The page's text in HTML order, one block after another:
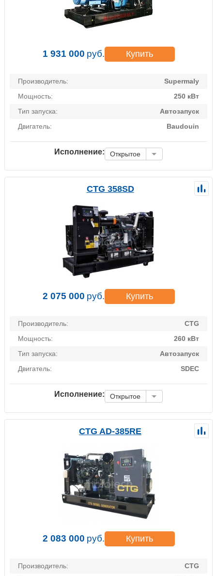
1 931 000 руб. Купить
Производитель:
Supermaly
Мощность:
250 кВт
Тип запуска:
Автозапуск
Двигатель:
Baudouin
Исполнение: Открытое
CTG 358SD
2 075 000 руб. Купить
Производитель:
CTG
Мощность:
260 кВт
Тип запуска:
Автозапуск
Двигатель:
SDEC
Исполнение: Открытое
CTG AD-385RE
2 083 000 руб. Купить
Производитель:
CTG